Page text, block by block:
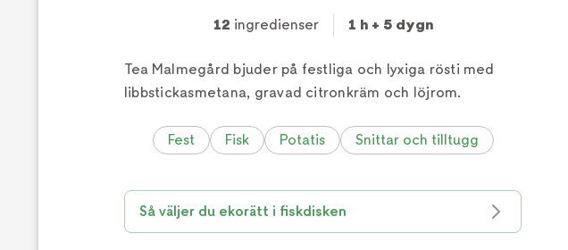
12 ingredienser 1 h + 5 dygn
Tea Malmegård bjuder på festliga och lyxiga rösti med
libbstickasmetana, gravad citronkräm och löjrom.
Fest Fisk Potatis Snittar och tilltugg
Så väljer du ekorätt i fiskdisken